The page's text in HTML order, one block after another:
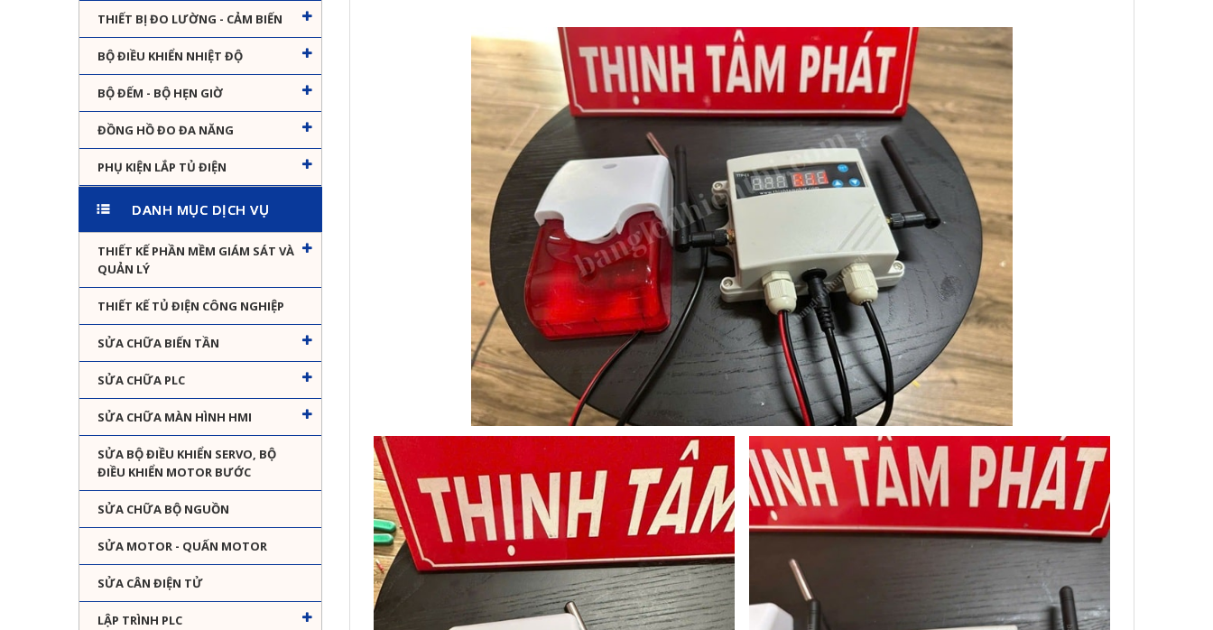
THIẾT BỊ ĐO LƯỜNG - CẢM BIẾN
BỘ ĐIỀU KHIỂN NHIỆT ĐỘ
BỘ ĐẾM - BỘ HẸN GIỜ
ĐỒNG HỒ ĐO ĐA NĂNG
PHỤ KIỆN LẮP TỦ ĐIỆN
DANH MỤC DỊCH VỤ
THIẾT KẾ PHẦN MỀM GIÁM SÁT VÀ
QUẢN LÝ
THIẾT KẾ TỦ ĐIỆN CÔNG NGHIỆP
SỬA CHỮA BIẾN TẦN
SỬA CHỮA PLC
SỬA CHỮA MÀN HÌNH HMI
SỬA BỘ ĐIỀU KHIỂN SERVO, BỘ
ĐIỀU KHIỂN MOTOR BƯỚC
SỬA CHỮA BỘ NGUỒN
SỬA MOTOR - QUẤN MOTOR
SỬA CÂN ĐIỆN TỬ
LẬP TRÌNH PLC